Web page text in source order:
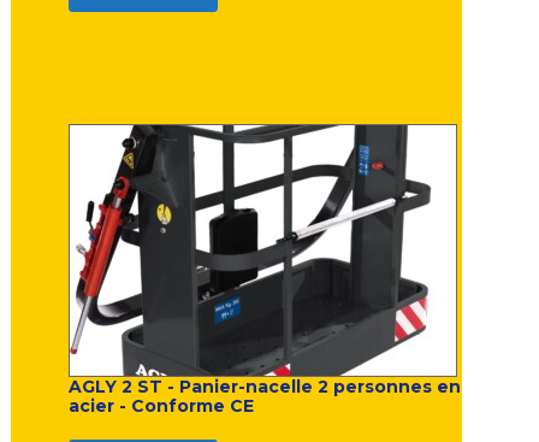
AGLY 2 ST - Panier-nacelle 2 personnes en
acier - Conforme CE